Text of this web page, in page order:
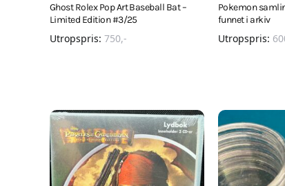
Ghost Rolex Pop Art Baseball Bat –
Limited Edition #3/25
Utropspris: 750,-
Pokemon
funnet i arkiv
Utropspris: